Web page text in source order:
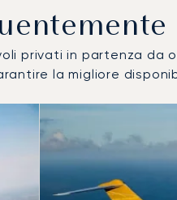
privati in partenza da o
la migliore